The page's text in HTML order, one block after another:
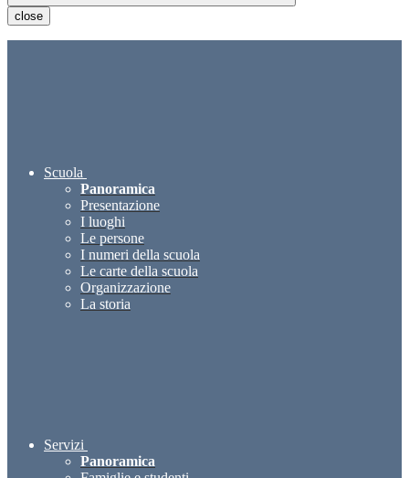
close
Scuola
Panoramica
Presentazione
I luoghi
Le persone
I numeri della scuola
Le carte della scuola
Organizzazione
La storia
Servizi
Panoramica